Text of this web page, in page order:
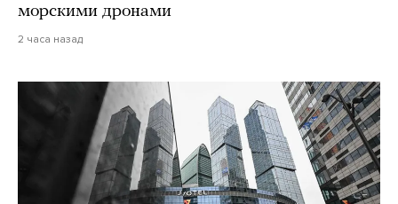
морскими дронами
2 часа назад